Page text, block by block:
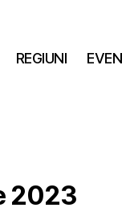
REGIUNI
2023